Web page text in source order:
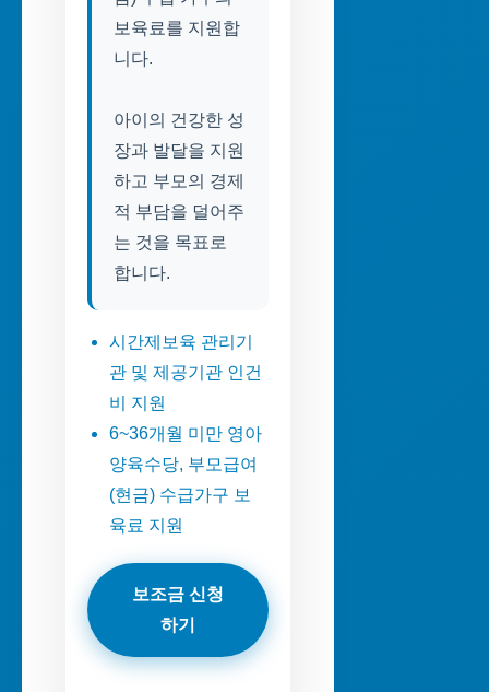
보육료를 지원합
니다.
아이의 건강한 성
장과 발달을 지원
하고 부모의 경제
적 부담을 덜어주
는 것을 목표로
합니다.
시간제보육 관리기
관 및 제공기관 인건
비 지원
6~36개월 미만 영아
양육수당, 부모급여
(현금) 수급가구 보
육료 지원
보조금 신청
하기